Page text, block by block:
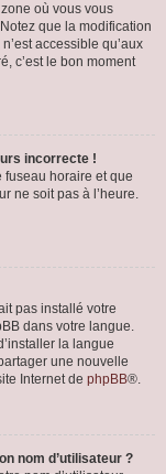
où vous vous
que la modification
accessible qu’aux
c’est le bon moment
incorrecte !
fuseau horaire et que
ne soit pas à l’heure.
pas installé votre
dans votre langue.
la langue
une nouvelle
Internet de phpBB®.
nom d’utilisateur ?